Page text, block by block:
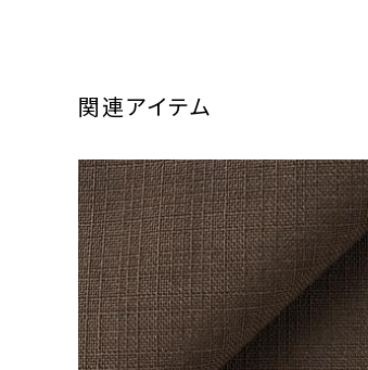
関連アイテム